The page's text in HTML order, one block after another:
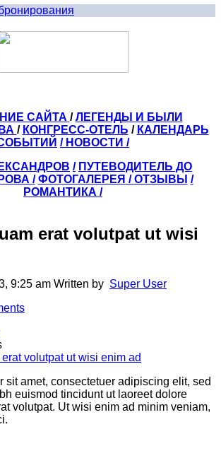
САЙТА /ЛЕГЕНДЫ И БЫЛИ
/ КОНГРЕСС-ОТЕЛЬ / КАЛЕНДАРЬ
/ НОВОСТИ /
/ ПУТЕВОДИТЕЛЬ ДО
/ ФОТОГАЛЕРЕЯ /ОТЗЫВЫ /
РОМАНТИКА /
erat volutpat ut wisi
9:25 am Written by Super User
sit amet, consectetuer adipiscing elit, sed
euismod tincidunt ut laoreet dolore
volutpat. Ut wisi enim ad minim veniam,